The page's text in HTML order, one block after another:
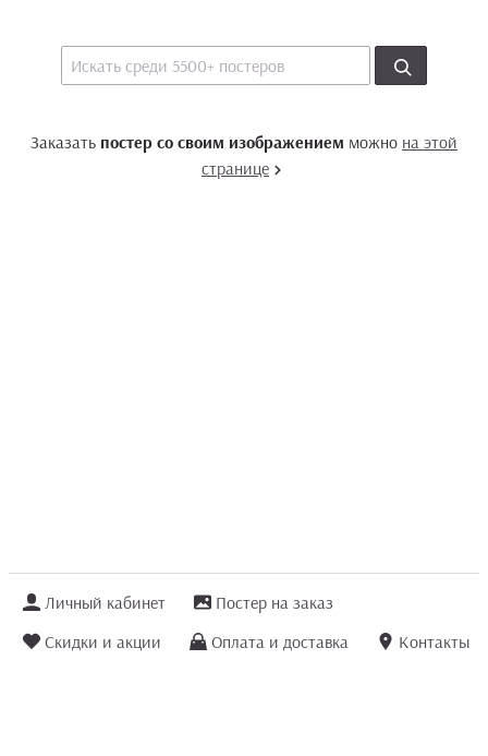
Заказать постер со своим изображением можно на этой
странице
Личный кабинет
Постер на заказ
Скидки и акции
Оплата и доставка
Контакты